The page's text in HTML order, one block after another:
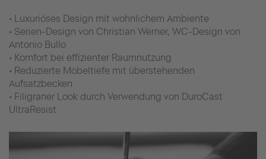
• Luxuriöses Design mit wohnlichem Ambiente
• Serien-Design von Christian Werner, WC-Design von
Antonio Bullo
• Komfort bei effizienter Raumnutzung
• Reduzierte Möbeltiefe mit überstehenden
Aufsatzbecken
• Filigraner Look durch Verwendung von DuroCast
UltraResist